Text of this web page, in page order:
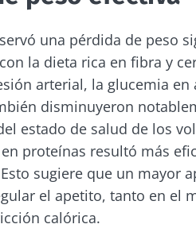
una pérdida de peso
la dieta rica en fibra y
arterial, la glucemia en
disminuyeron
estado de salud de los
proteínas resultó más
sugiere que un mayor
el apetito, tanto en el
calórica.